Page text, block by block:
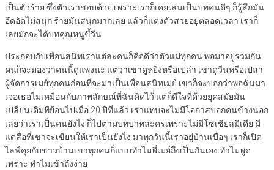
เป็นตัวร้าย ซึ่งตัวเราชอบด้วย เพราะเราก็เคยเล่นเป็นบทคนดีๆ ก็รู้สึกมัน
อึดอัดไม่สนุก ร้ายมันสนุกมากเลย แล้วก็แต่งตัวสวยอยู่ตลอดเวลา เราก็
เลยมักจะได้บทคุณหนูขี้วีน
ประกอบกับเพื่อนสนิทเราแต่ละคนก็คือดีว่าตัวแม่ทุกคน พอมาอยู่รวมกัน
คนก็จะมองว่าคนนี้ดูแพงนะ แต่ว่าเขาดูหยิ่งหรือเปล่า เขาดูวีนหรือเปล่า
ผู้จัดการเมย์ทุกคนก่อนที่จะมาเป็นเพื่อนสนิทเมย์ เขาก็จะบอกว่าพอฉันมา
เจอเธอไม่เหมือนกับภาพลักษณ์ที่ฉันคิดไว้ แต่ก็ดีใจที่ด้วยยุคสมัยมัน
เปลี่ยนเดิมทีย้อนไปเมื่อ 20 ปีที่แล้ว เราแทบจะไม่มีโอกาสบอกคนข้างนอก
เลยว่าเราเป็นคนยังไง ก็ไปตามบทบาทละครเพราะไม่มีโซเชียลมีเดีย มี
แต่สื่อที่เขาจะเขียนให้เราเป็นยังไง มาทุกวันนี้เราอยู่บ้านเบื่อๆ เราก็เปิด
ไลฟ์คุยกับชาวบ้านเขาทุกคนก็แบบทำไมพี่เมย์ถึงเป็นกันเอง ทำไมพูด
เพราะ ทำไมเข้าถึงง่าย